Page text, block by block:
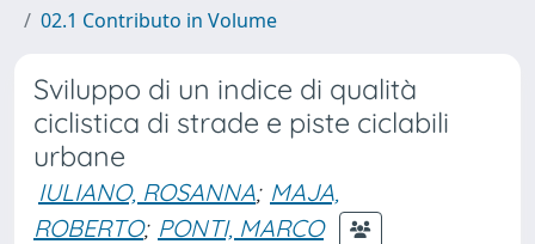
02.1 Contributo in Volume
Sviluppo di un indice di qualità
ciclistica di strade e piste ciclabili
urbane
IULIANO, ROSANNA; MAJA,
ROBERTO; PONTI, MARCO